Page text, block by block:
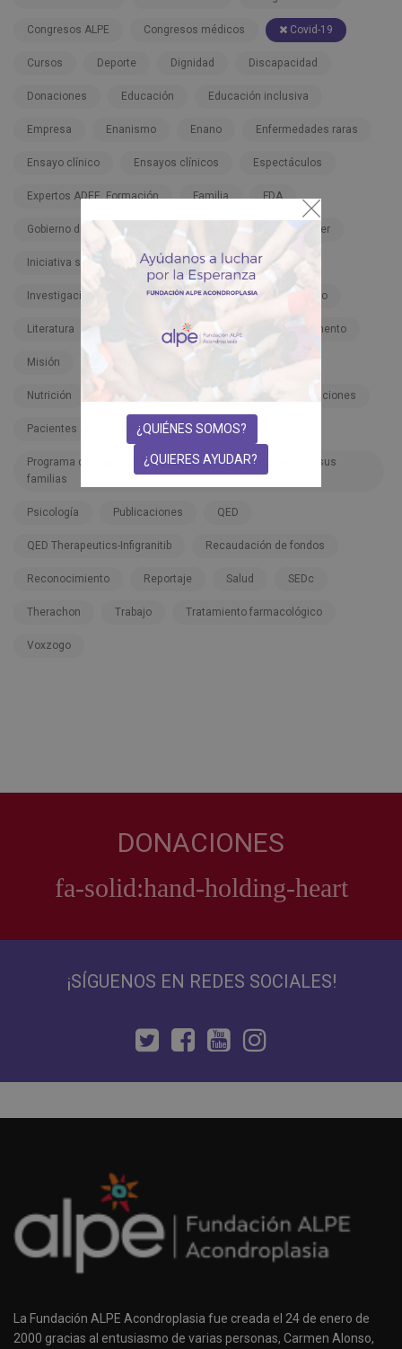
Congresos ALPE Congresos médicos Covid-19
Cursos Deporte Dignidad Discapacidad
Donaciones Educación Educación inclusiva
Empresa Enanismo Enano Enfermedades raras
Ensayo clínico Ensayos clínicos Espectáculos
Expertos ADEE. Formación Familia FDA
Gobierno de España Hospitales Infigratinib-Pfizer
Iniciativa solidaria Inspiración Instituciones
Investigación Lactantes Legislación Libro
Literatura Meclozine Medicamento
Misión
Nutrición Organizaciones
Pacientes endocrinos Pfizer
Programa de Atención Integral a las personas con ADEE y sus
familias
Psicología Publicaciones QED
QED Therapeutics-Infigranitib Recaudación de fondos
Reconocimiento Reportaje Salud SEDc
Therachon Trabajo Tratamiento farmacológico
Voxzogo
DONACIONES
¡SÍGUENOS EN REDES SOCIALES!
La Fundación ALPE Acondroplasia fue creada el 24 de enero de
2000 gracias al entusiasmo de varias personas, Carmen Alonso,
¿QUIÉNES SOMOS?
¿QUIERES AYUDAR?